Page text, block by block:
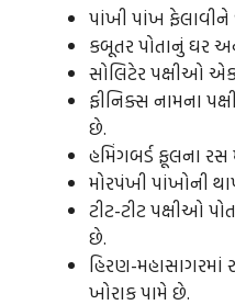
પાંખી પાંખ
કબૂતર પોતાનું ઘર
સોલિટેર પક્ષીઓ
ફીનિક્સ નામના
છે.
હમિંગબર્ડ ફૂલના
મોરપંખી પાંખોની
ટીટ-ટીટ પક્ષીઓ
છે.
હિરણ-
ખોરાક પામે છે.